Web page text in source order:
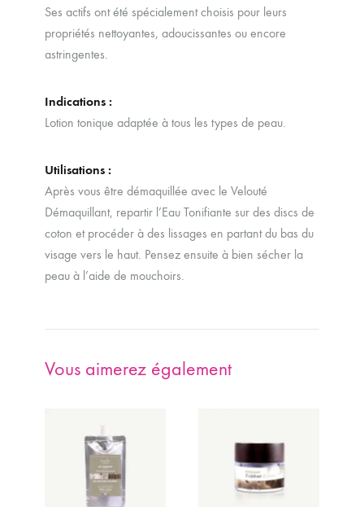
Ses actifs ont été spécialement choisis pour leurs
propriétés nettoyantes, adoucissantes ou encore
astringentes.
Indications :
Lotion tonique adaptée à tous les types de peau.
Utilisations :
Après vous être démaquillée avec le Velouté
Démaquillant, repartir l’Eau Tonifiante sur des discs de
coton et procéder à des lissages en partant du bas du
visage vers le haut. Pensez ensuite à bien sécher la
peau à l’aide de mouchoirs.
Vous aimerez également